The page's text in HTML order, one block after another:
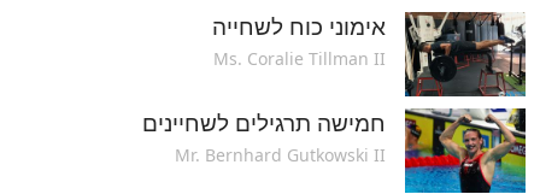
אימוני כוח לשחייה
Ms. Coralie Tillman II
חמישה תרגילים לשחיינים
Mr. Bernhard Gutkowski II